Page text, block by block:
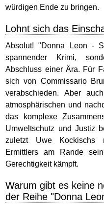
würdigen Ende zu bringen.
Lohnt sich das
Absolut! "Donna Leon -
spannender Krimi,
Abschluss einer Ära. Für
sich von Commissario
verabschieden. Aber
atmosphärischen und
das komplexe
Umweltschutz und Justiz
zuletzt Uwe Kockischs
Ermittlers am Rande
Gerechtigkeit kämpft.
Warum gibt es keine
der Reihe "Donna